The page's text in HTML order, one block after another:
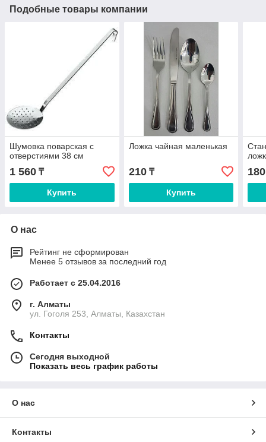
Подобные товары компании
Шумовка поварская с
отверстиями 38 см
1 560 ₸
Купить
Ложка чайная маленькая
210₸
Купить
180
О нас
Рейтинг не сформирован
Менее 5 отзывов за последний год
Работает с 25.04.2016
г. Алматы
ул. Гоголя 253, Алматы, Казахстан
Контакты
Сегодня выходной
Показать весь график работы
О нас
Контакты